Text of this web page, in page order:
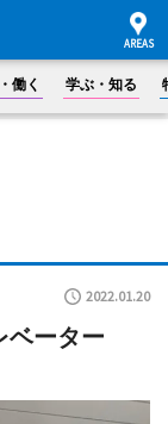
働く 学ぶ・知る
2022.01.20
ベーター